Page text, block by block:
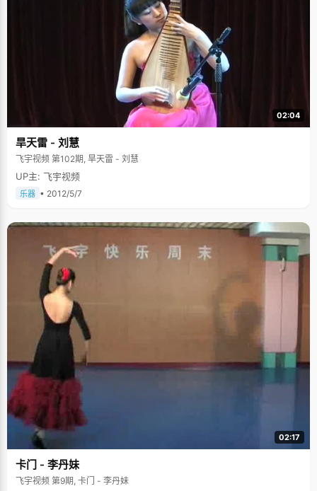
02:04
旱天雷 - 刘慧
飞宇视频 第102期, 旱天雷 - 刘慧
UP主: 飞宇视频
乐器 • 2012/5/7
02:17
卡门 - 李丹妹
飞宇视频 第9期, 卡门 - 李丹妹